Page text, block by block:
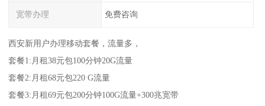
宽带办理 免费咨询
西安新用户办理移动套餐，流量多，
套餐1:月租38元包100分钟20G流量
套餐2:月租68元包220 G流量
套餐3:月租69元包200分钟100G流量+300兆宽带